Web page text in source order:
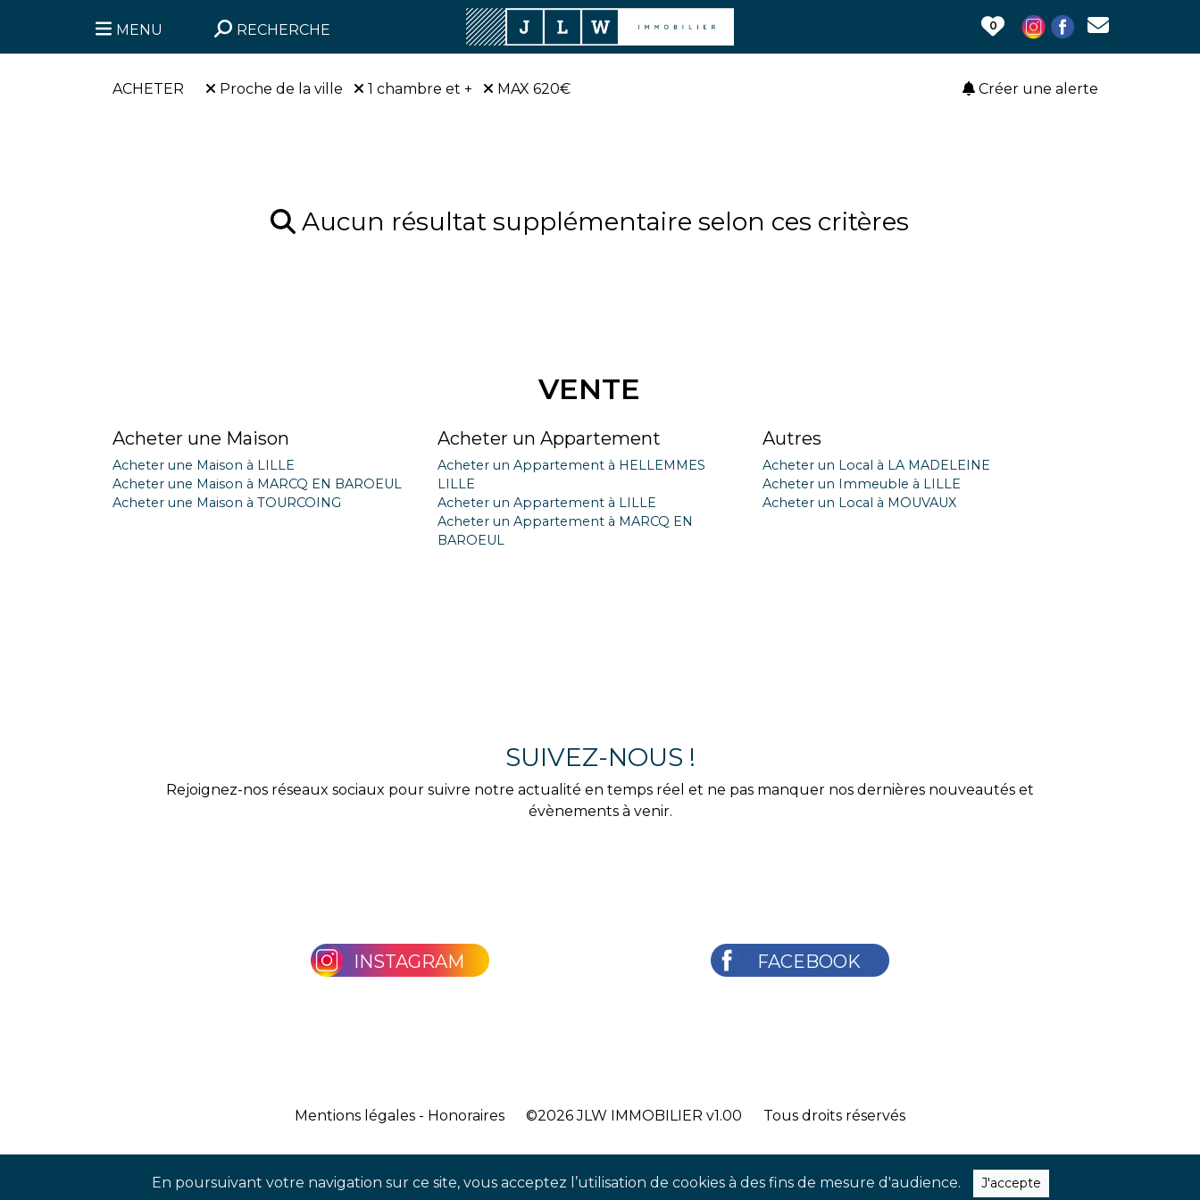
En poursuivant votre navigation sur ce site, vous acceptez l’utilisation de cookies à des fins de mesure d'audience. J'accepte
MENU RECHERCHE 0
Créer une alerte
ACHETER Proche de la ville 1 chambre et + MAX 620€
Aucun résultat supplémentaire selon ces critères
VENTE
Acheter une Maison
Acheter une Maison à LILLE
Acheter une Maison à MARCQ EN BAROEUL
Acheter une Maison à TOURCOING
Acheter un Appartement
Acheter un Appartement à HELLEMMES
LILLE
Acheter un Appartement à LILLE
Acheter un Appartement à MARCQ EN
BAROEUL
Autres
Acheter un Local à LA MADELEINE
Acheter un Immeuble à LILLE
Acheter un Local à MOUVAUX
SUIVEZ-NOUS !
Rejoignez-nos réseaux sociaux pour suivre notre actualité en temps réel et ne pas manquer nos dernières nouveautés et
évènements à venir.
INSTAGRAM FACEBOOK
Mentions légales - Honoraires ©2026JLW IMMOBILIER v1.00 Tous droits réservés